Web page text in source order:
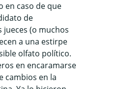
en caso de que
de
jueces (o muchos
a una estirpe
olfato político.
en encaramarse
cambios en la